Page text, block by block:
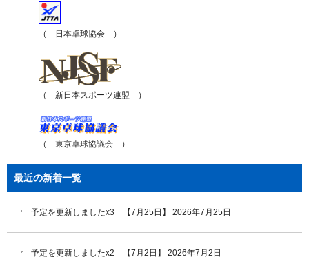
（ 日本卓球協会 ）
（ 新日本スポーツ連盟 ）
（ 東京卓球協議会 ）
最近の新着一覧
予定を更新しましたx3 【7月25日】 2026年7月25日
予定を更新しましたx2 【7月2日】 2026年7月2日